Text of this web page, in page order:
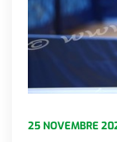
25 NOVEMBRE